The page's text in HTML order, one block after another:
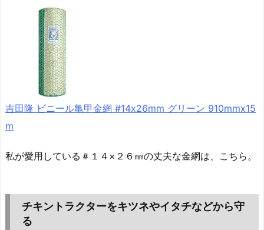
吉田隆 ビニール亀甲金網 #14x26mm グリーン 910mmx15
m
私が愛用している＃１４×２６㎜の丈夫な金網は、こちら。
チキントラクターをキツネやイタチなどから守
る